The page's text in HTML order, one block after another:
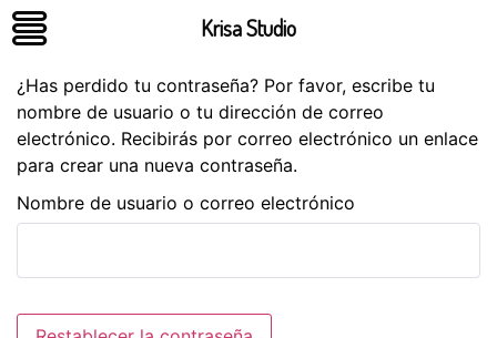
¿Has perdido tu contraseña? Por favor, escribe tu
nombre de usuario o tu dirección de correo
electrónico. Recibirás por correo electrónico un enlace
para crear una nueva contraseña.
Nombre de usuario o correo electrónico
Krisa Studio